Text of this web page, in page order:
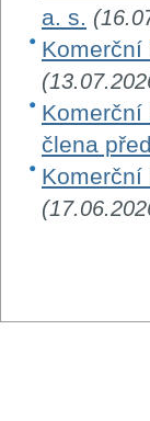
a. s.
Komerční
Komerční
člena
Komerční